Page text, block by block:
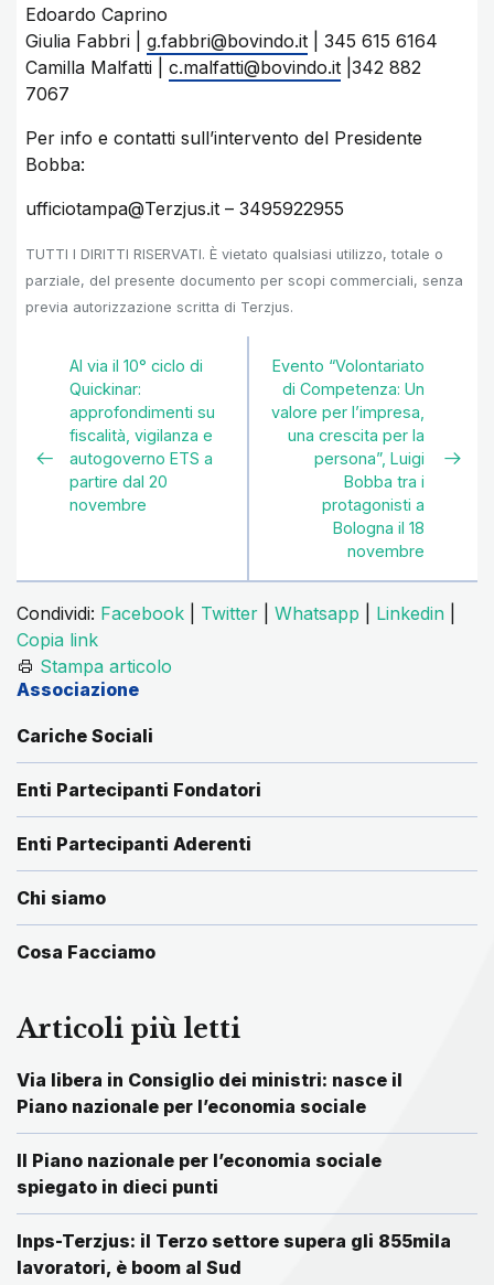
Edoardo Caprino
Giulia Fabbri | g.fabbri@bovindo.it | 345 615 6164
Camilla Malfatti | c.malfatti@bovindo.it |342 882
7067
Per info e contatti sull’intervento del Presidente
Bobba:
ufficiotampa@Terzjus.it – 3495922955
TUTTI I DIRITTI RISERVATI. È vietato qualsiasi utilizzo, totale o
parziale, del presente documento per scopi commerciali, senza
previa autorizzazione scritta di Terzjus.
Al via il 10° ciclo di
Quickinar:
approfondimenti su
fiscalità, vigilanza e
autogoverno ETS a
partire dal 20
novembre
Evento “Volontariato
di Competenza: Un
valore per l’impresa,
una crescita per la
persona”, Luigi
Bobba tra i
protagonisti a
Bologna il 18
novembre
Condividi: Facebook Twitter Whatsapp Linkedin
Copia link
Stampa articolo
Associazione
Cariche Sociali
Enti Partecipanti Fondatori
Enti Partecipanti Aderenti
Chi siamo
Cosa Facciamo
Articoli più letti
Via libera in Consiglio dei ministri: nasce il
Piano nazionale per l’economia sociale
Il Piano nazionale per l’economia sociale
spiegato in dieci punti
Inps-Terzjus: il Terzo settore supera gli 855mila
lavoratori, è boom al Sud